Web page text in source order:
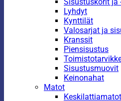
Lyhdyt
Kynttilät
Valosarjat ja
Kranssit
Piensisustus
Sisustusmuovit
Keinonahat
Matot
Keskilattiamatot